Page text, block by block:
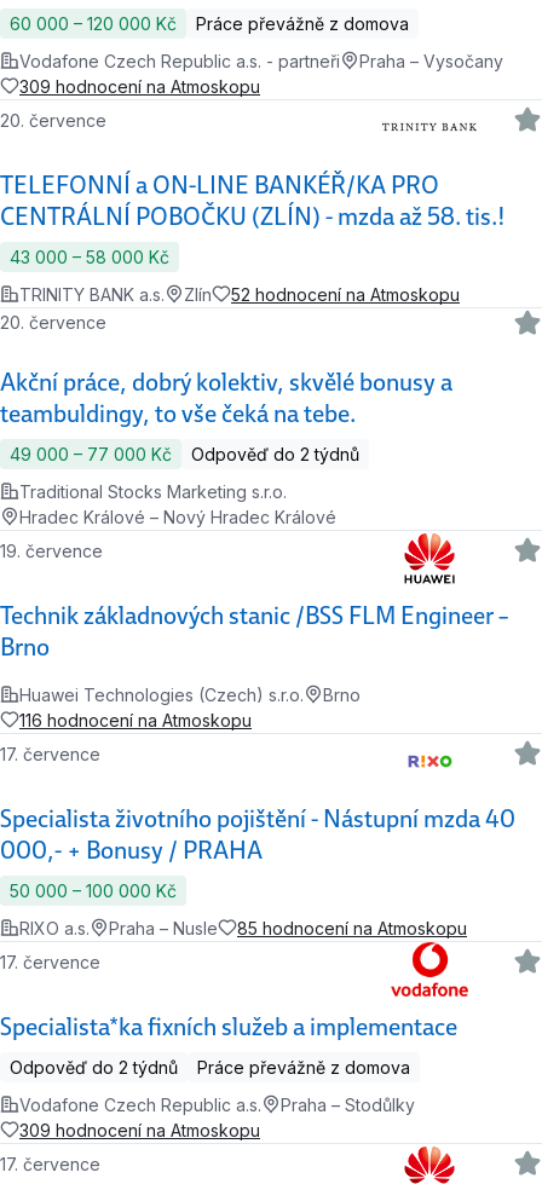
60 000 ‍–‍ 120 000 Kč
Práce převážně z domova
Vodafone Czech Republic a.s. - partneři
Praha – Vysočany
309 hodnocení na Atmoskopu
TELEFONNÍ a ON-LINE BANKÉŘ/KA PRO
CENTRÁLNÍ POBOČKU (ZLÍN) - mzda až 58. tis.!
20. července
43 000 ‍–‍ 58 000 Kč
TRINITY BANK a.s.
Zlín 52 hodnocení na Atmoskopu
Akční práce, dobrý kolektiv, skvělé bonusy a
teambuldingy, to vše čeká na tebe.
20. července
49 000 ‍–‍ 77 000 Kč
Odpověď do 2 týdnů
Traditional Stocks Marketing s.r.o.
Hradec Králové – Nový Hradec Králové
Technik základnových stanic /BSS FLM Engineer –
Brno
19. července
Huawei Technologies (Czech) s.r.o.
Brno
116 hodnocení na Atmoskopu
Specialista životního pojištění - Nástupní mzda 40
000,- + Bonusy / PRAHA
17. července
50 000 ‍–‍ 100 000 Kč
RIXO a.s.
Praha – Nusle 85 hodnocení na Atmoskopu
Specialista*ka fixních služeb a implementace
17. července
Odpověď do 2 týdnů
Práce převážně z domova
Vodafone Czech Republic a.s.
Praha – Stodůlky
309 hodnocení na Atmoskopu
17. července